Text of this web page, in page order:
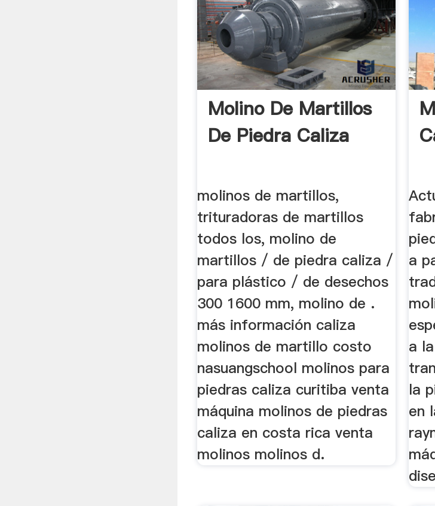
Molino De Martillos
De Piedra Caliza
molinos de martillos,
trituradoras de martillos
todos los, molino de
martillos / de piedra caliza /
para plástico / de desechos
300 1600 mm, molino de .
más información caliza
molinos de martillo costo
nasuangschool molinos para
piedras caliza curitiba venta
máquina molinos de piedras
caliza en costa rica venta
molinos molinos d.
a
a
la
en